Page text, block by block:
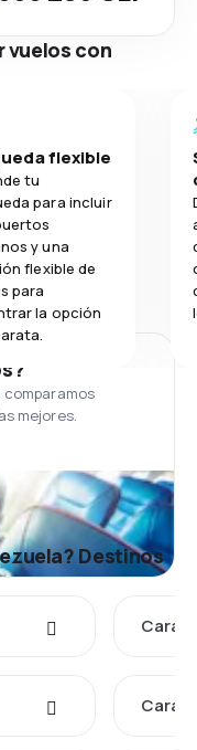
vuelos con
flexible
tu
para incluir
y una
flexible de
para
la opción
mejores.
Destinos